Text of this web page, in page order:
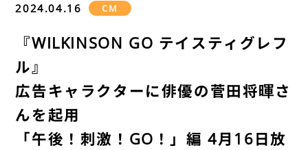
CM
2024.04.16
『WILKINSON GO テイスティグレフ
ル』
広告キャラクターに俳優の菅田将暉さ
んを起用
「午後！刺激！GO！」編 4月16日放